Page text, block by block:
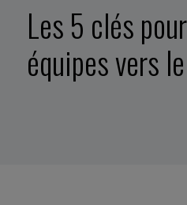
Les 5 clés
équipes vers